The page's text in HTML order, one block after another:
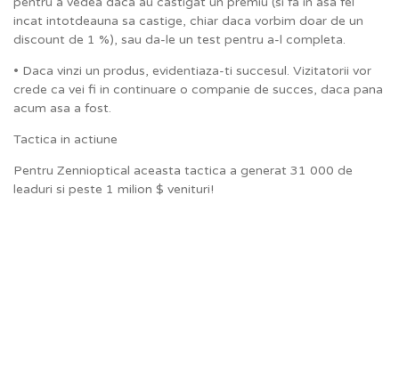
incat intotdeauna sa castige, chiar daca vorbim doar de un
discount de 1 %), sau da-le un test pentru a-l completa.
• Daca vinzi un produs, evidentiaza-ti succesul. Vizitatorii vor
crede ca vei fi in continuare o companie de succes, daca pana
acum asa a fost.
Tactica in actiune
Pentru Zennioptical aceasta tactica a generat 31 000 de
leaduri si peste 1 milion $ venituri!